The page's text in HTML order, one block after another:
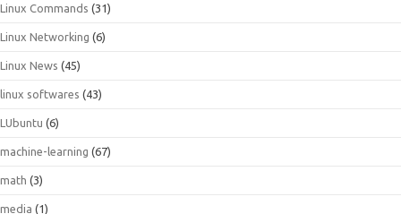
Linux Commands (31)
Linux Networking (6)
Linux News (45)
linux softwares (43)
LUbuntu (6)
machine-learning (67)
math (3)
media (1)